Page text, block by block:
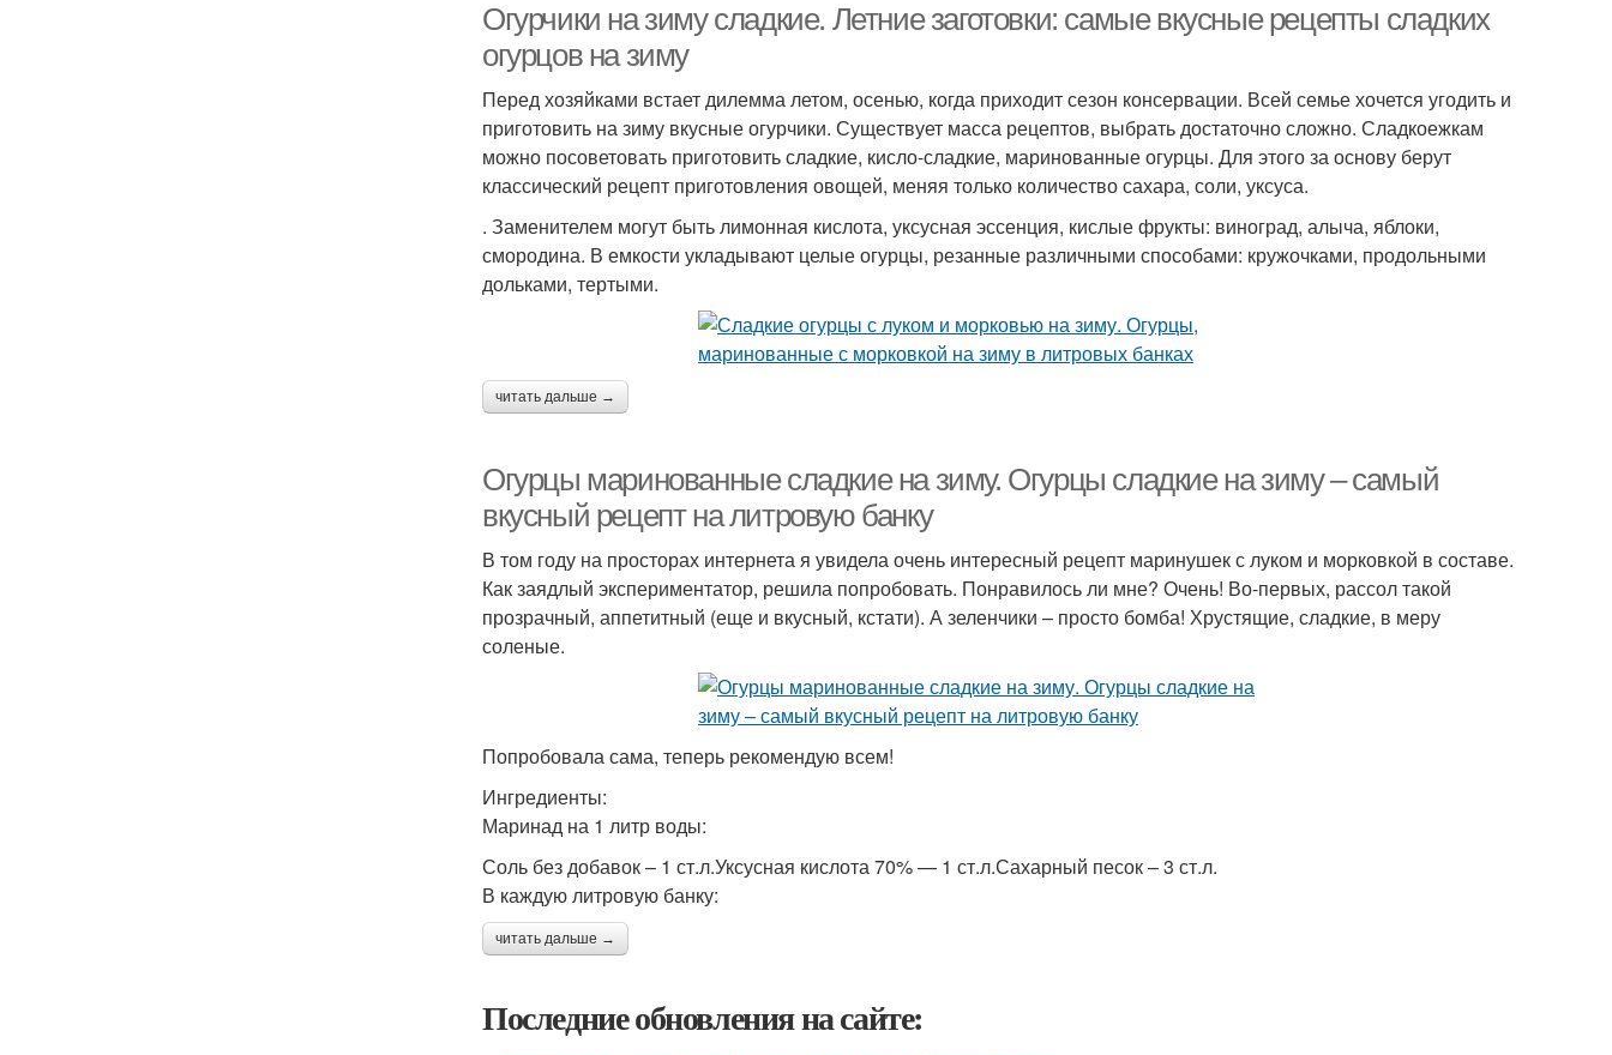
Огурчики на зиму сладкие. Летние заготовки: самые вкусные рецепты сладких
огурцов на зиму
Перед хозяйками встает дилемма летом, осенью, когда приходит сезон консервации. Всей семье хочется угодить и
приготовить на зиму вкусные огурчики. Существует масса рецептов, выбрать достаточно сложно. Сладкоежкам
можно посоветовать приготовить сладкие, кисло-сладкие, маринованные огурцы. Для этого за основу берут
классический рецепт приготовления овощей, меняя только количество сахара, соли, уксуса.
. Заменителем могут быть лимонная кислота, уксусная эссенция, кислые фрукты: виноград, алыча, яблоки,
смородина. В емкости укладывают целые огурцы, резанные различными способами: кружочками, продольными
дольками, тертыми.
читать дальше →
Огурцы маринованные сладкие на зиму. Огурцы сладкие на зиму – самый
вкусный рецепт на литровую банку
В том году на просторах интернета я увидела очень интересный рецепт маринушек с луком и морковкой в составе.
Как заядлый экспериментатор, решила попробовать. Понравилось ли мне? Очень! Во-первых, рассол такой
прозрачный, аппетитный (еще и вкусный, кстати). А зеленчики – просто бомба! Хрустящие, сладкие, в меру
соленые.
Попробовала сама, теперь рекомендую всем!
Ингредиенты:
Маринад на 1 литр воды:
Соль без добавок – 1 ст.л.Уксусная кислота 70% — 1 ст.л.Сахарный песок – 3 ст.л.
В каждую литровую банку:
читать дальше →
Последние обновления на сайте: